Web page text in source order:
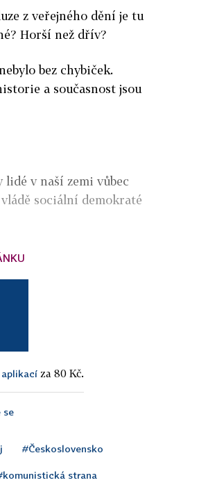
z veřejného dění je tu
Horší než dřív?
bez chybiček.
a současnost jsou
lidé v naší zemi vůbec
sociální demokraté
aplikací za 80 Kč.
se
#Československo
strana